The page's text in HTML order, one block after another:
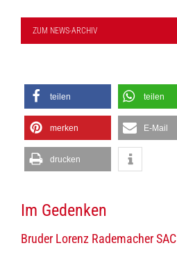
ZUM NEWS-ARCHIV
teilen teilen
merken E-Mail
drucken
Im Gedenken
Bruder Lorenz Rademacher SAC